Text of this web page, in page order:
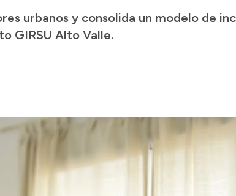
urbanos y consolida un modelo de
GIRSU Alto Valle.